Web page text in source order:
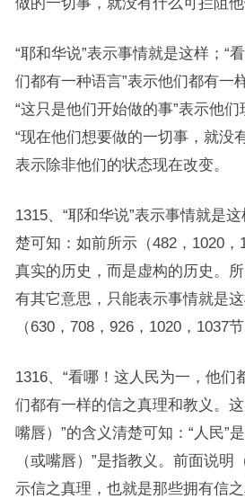
“耶和华说”表示事情就是这样；“
们都有一种语言”表示他们都有一
“这只是他们开始做的事”表示他们
“现在他们想要做的一切事，就没
表示除非他们的状态现在改变。
1315、“耶和华说”表示事情就是
楚可知：如前所示（482，1020，
真实的历史，而是虚构的历史。
有其它意思，只能表示事情就是
（630，708，926，1020，1037
1316、“看哪！这人民为一，他们
们都有一样的信之真理和教义。这
嘴唇）”的含义清楚可知：“人民”
（或嘴唇）”是指教义。前面说明
示信之真理，也就是那些拥有信